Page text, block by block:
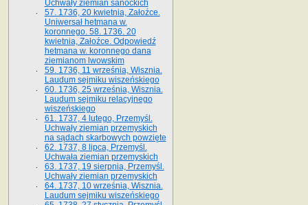
Uchwały ziemian sanockich
57. 1736, 20 kwietnia, Załoźce.
Uniwersał hetmana w.
koronnego. 58. 1736. 20
kwietnia, Załoźce. Odpowiedź
hetmana w. koronnego dana
ziemianom lwowskim
59. 1736, 11 września, Wisznia.
Laudum sejmiku wiszeńskiego
60. 1736, 25 września, Wisznia.
Laudum sejmiku relacyjnego
wiszeńskiego
61. 1737, 4 lutego, Przemyśl.
Uchwały ziemian przemyskich
na sądach skarbowych powzięte
62. 1737, 8 lipca, Przemyśl.
Uchwała ziemian przemyskich
63. 1737, 19 sierpnia, Przemyśl.
Uchwały ziemian przemyskich
64. 1737, 10 września, Wisznia.
Laudum sejmiku wiszeńskiego